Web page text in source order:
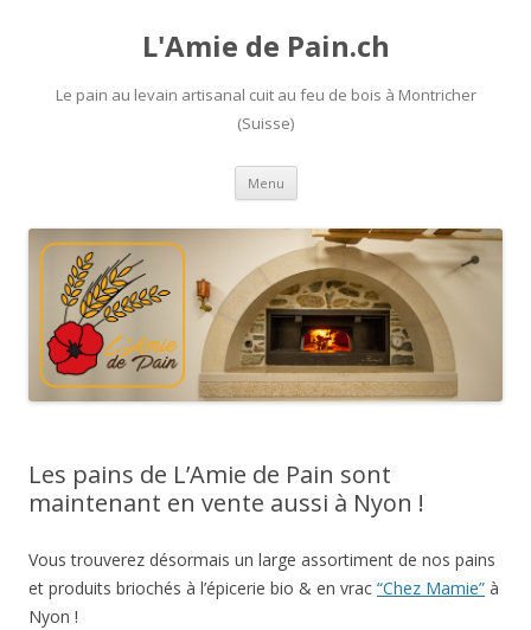
L'Amie de Pain.ch
Le pain au levain artisanal cuit au feu de bois à Montricher
(Suisse)
Menu Aller
contenu
Les pains de L’Amie de Pain sont
maintenant en vente aussi à Nyon !
Vous trouverez désormais un large assortiment de nos pains
et produits briochés à l’épicerie bio & en vrac “Chez Mamie” à
Nyon !